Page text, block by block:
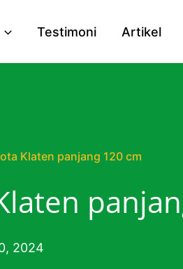
Testimoni Artikel
Klaten panjang 120 cm
2024